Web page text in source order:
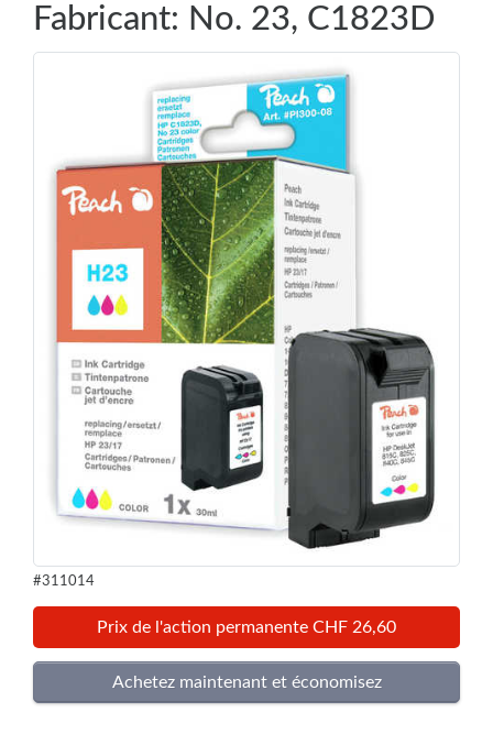
Fabricant: No. 23, C1823D
#311014
Prix de l'action permanente CHF 26,60